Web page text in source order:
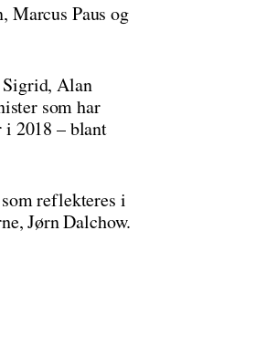
Marcus Paus og
Sigrid, Alan
som har
i 2018 – blant
reflekteres i
Jørn Dalchow.